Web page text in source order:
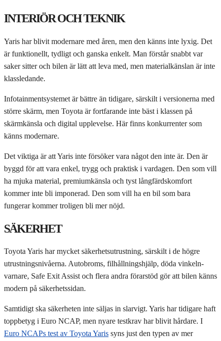
INTERIÖR OCH TEKNIK
Yaris har blivit modernare med åren, men den känns inte lyxig. Det
är funktionellt, tydligt och ganska enkelt. Man förstår snabbt var
saker sitter och bilen är lätt att leva med, men materialkänslan är inte
klassledande.
Infotainmentsystemet är bättre än tidigare, särskilt i versionerna med
större skärm, men Toyota är fortfarande inte bäst i klassen på
skärmkänsla och digital upplevelse. Här finns konkurrenter som
känns modernare.
Det viktiga är att Yaris inte försöker vara något den inte är. Den är
byggd för att vara enkel, trygg och praktisk i vardagen. Den som vill
ha mjuka material, premiumkänsla och tyst långfärdskomfort
kommer inte bli imponerad. Den som vill ha en bil som bara
fungerar kommer troligen bli mer nöjd.
SÄKERHET
Toyota Yaris har mycket säkerhetsutrustning, särskilt i de högre
utrustningsnivåerna. Autobroms, filhållningshjälp, döda vinkeln-
varnare, Safe Exit Assist och flera andra förarstöd gör att bilen känns
modern på säkerhetssidan.
Samtidigt ska säkerheten inte säljas in slarvigt. Yaris har tidigare haft
toppbetyg i Euro NCAP, men nyare testkrav har blivit hårdare. I
Euro NCAPs test av Toyota Yaris syns just den typen av mer